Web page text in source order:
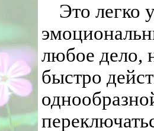
Это легко
любое дело,
быстро